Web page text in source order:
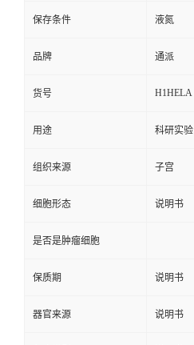
保存条件 液氮
品牌 通派
货号 H1HELA
用途 科研实验
组织来源 子宫
细胞形态 说明书
是否是肿瘤细胞
保质期 说明书
器官来源 说明书